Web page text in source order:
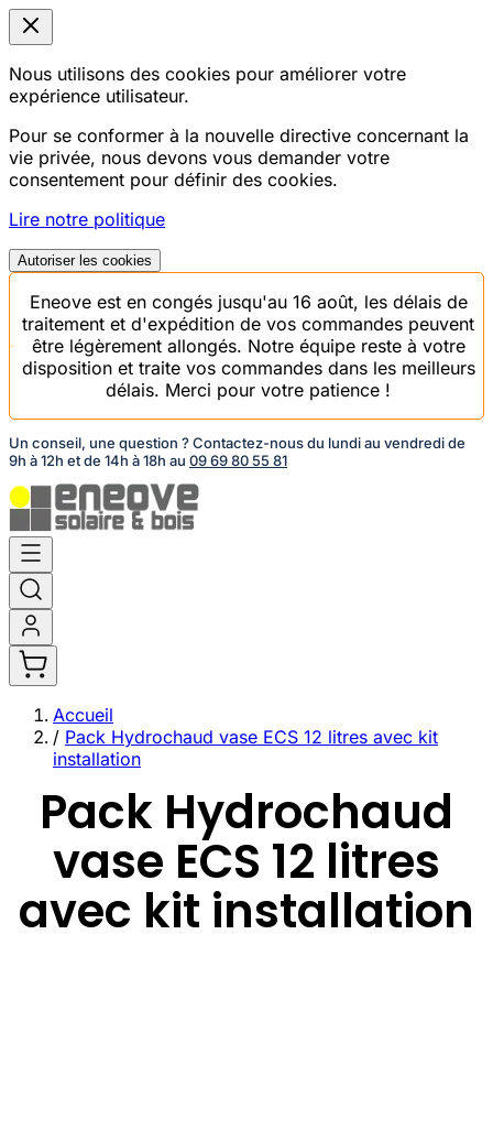
Nous utilisons des cookies pour améliorer votre
expérience utilisateur.
Pour se conformer à la nouvelle directive concernant la
vie privée, nous devons vous demander votre
consentement pour définir des cookies.
Lire notre politique
Autoriser les cookies
Eneove est en congés jusqu'au 16 août, les délais de
traitement et d'expédition de vos commandes peuvent
être légèrement allongés. Notre équipe reste à votre
disposition et traite vos commandes dans les meilleurs
délais. Merci pour votre patience !
Un conseil, une question ? Contactez-nous du lundi au vendredi de
9h à 12h et de 14h à 18h au 09 69 80 55 81
Aller
au
contenu
Accueil
/ Pack Hydrochaud vase ECS 12 litres avec kit
installation
Pack Hydrochaud
vase ECS 12 litres
avec kit installation